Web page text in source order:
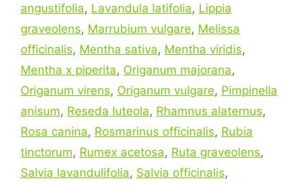
angustifolia, Lavandula latifolia, Lippia
graveolens, Marrubium vulgare, Melissa
officinalis, Mentha sativa, Mentha viridis,
Mentha x piperita, Origanum majorana,
Origanum virens, Origanum vulgare, Pimpinella
anisum, Reseda luteola, Rhamnus alaternus,
Rosa canina, Rosmarinus officinalis, Rubia
tinctorum, Rumex acetosa, Ruta graveolens,
Salvia lavandulifolia, Salvia officinalis,